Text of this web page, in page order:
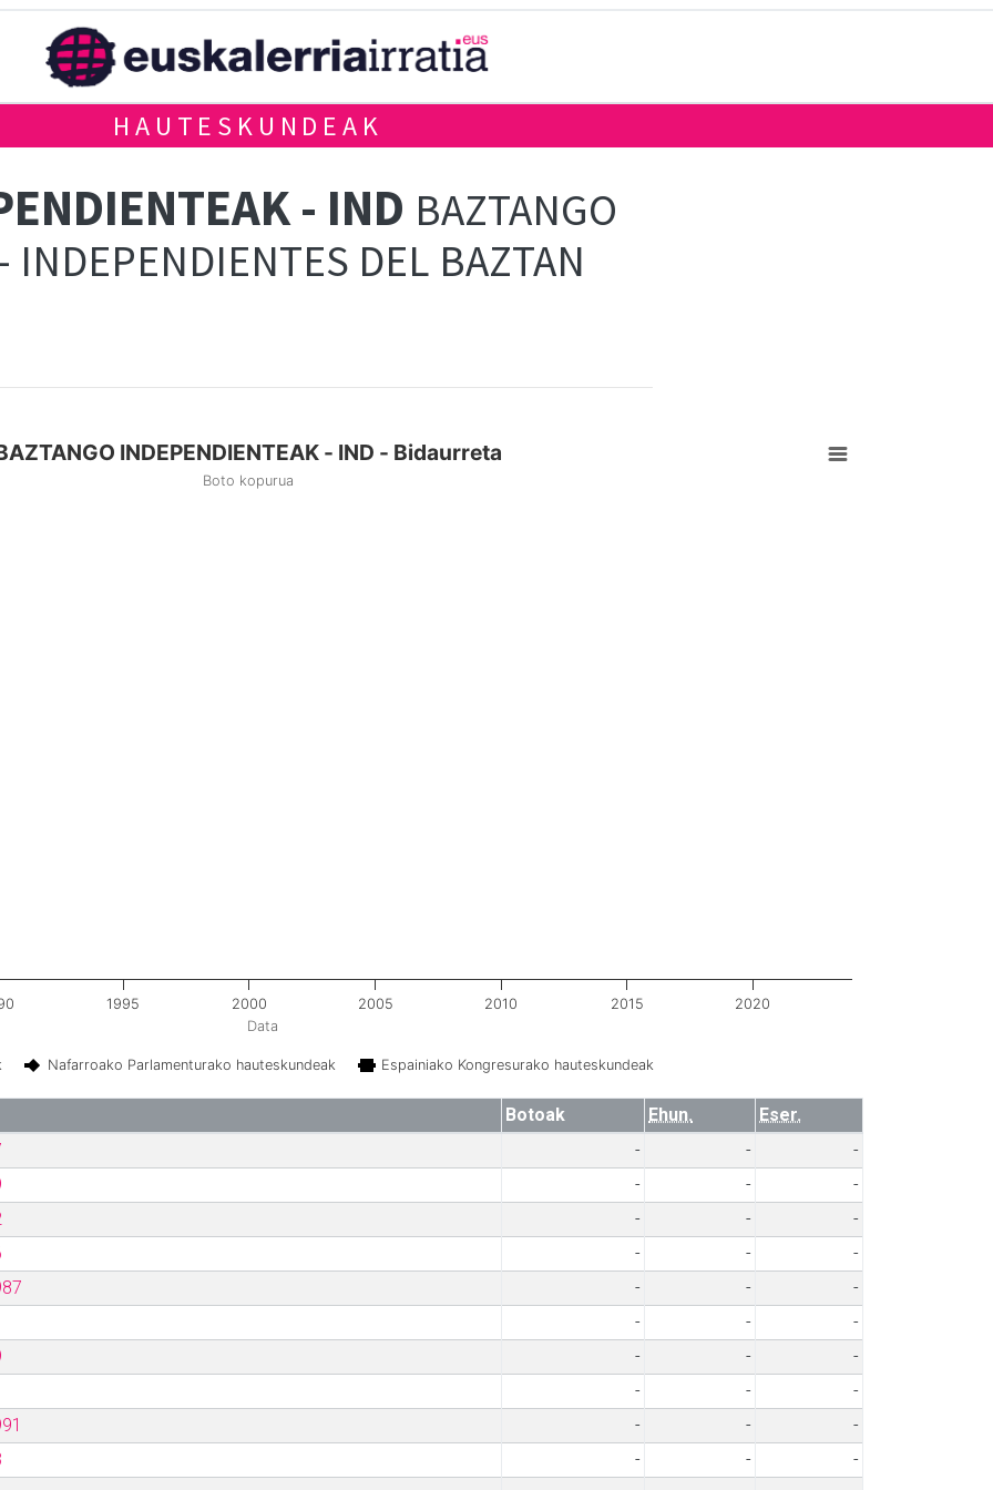
HAUTESKUNDEAK
- IND BAZTANGO
DEL BAZTAN
Data
INDEPENDIENTEAK - IND - Bidaurreta
Boto kopurua
Nafarroako Parlamenturako hauteskundeak Espainiako Kongresurako hauteskundeak
1995 2000 2005 2010 2015 2020
Botoak Ehun.
Eser.
- -
-
- -
-
- -
-
- -
-
- -
-
- -
-
- -
-
- -
-
- -
-
- -
-